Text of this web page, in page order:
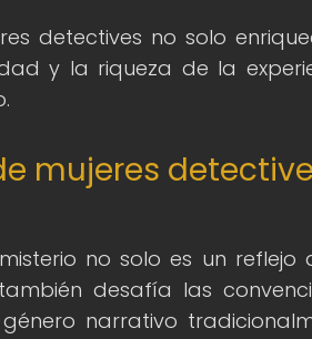
detectives no solo
y la riqueza de la
mujeres
no solo es un reflejo
desafía las
narrativo